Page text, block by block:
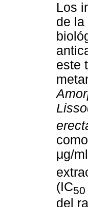
Los
de la
este
μg/
(IC50
del